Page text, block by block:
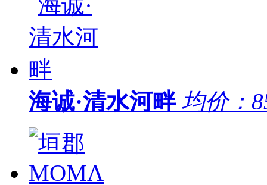
海诚·清水河畔 均价：